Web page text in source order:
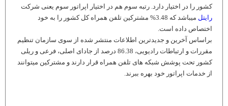
کشور را در اختیار دارد. رتبه سوم هم در اختیار اپراتور سوم یعنی شرکت
رایتل
می­باشد که 3.48% مشترکین تلفن همراه کل کشور را به خود
اختصاص داده است.
براساس آخرین و جدیدترین اطلاعات منتشر شده از سوی سازمان تنظیم
مقررات و ارتباطات رادیویی، 86.38 درصد از جاد­ای اصلی، فرعی و ریلی
کشور تحت پوشش شبکه ­های تلفن همراه قرار دارند و مشترکین می­توانند
از خدمات اپراتور خود بهره ببرند.